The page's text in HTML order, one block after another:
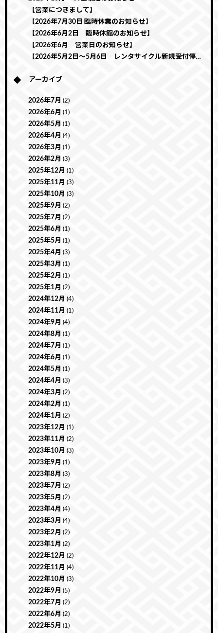
【営業につきまして】
【2026年7月30日 臨時休業のお知らせ】
【2026年6月2日 臨時休館のお知らせ】
【2026年6月 営業日のお知らせ】
【2026年5月2日～5月6日 レンタサイクル新規受付停止のお知らせ】
アーカイブ
2026年7月 (2)
2026年6月 (1)
2026年5月 (1)
2026年4月 (4)
2026年3月 (1)
2026年2月 (3)
2025年12月 (1)
2025年11月 (3)
2025年10月 (3)
2025年9月 (2)
2025年7月 (2)
2025年6月 (1)
2025年5月 (1)
2025年4月 (3)
2025年3月 (1)
2025年2月 (1)
2025年1月 (2)
2024年12月 (4)
2024年11月 (1)
2024年9月 (4)
2024年8月 (1)
2024年7月 (1)
2024年6月 (1)
2024年5月 (1)
2024年4月 (3)
2024年3月 (2)
2024年2月 (1)
2024年1月 (2)
2023年12月 (1)
2023年11月 (2)
2023年10月 (3)
2023年9月 (1)
2023年8月 (3)
2023年7月 (2)
2023年5月 (2)
2023年4月 (4)
2023年3月 (4)
2023年2月 (2)
2023年1月 (2)
2022年12月 (2)
2022年11月 (4)
2022年10月 (3)
2022年9月 (5)
2022年7月 (2)
2022年6月 (2)
2022年5月 (1)